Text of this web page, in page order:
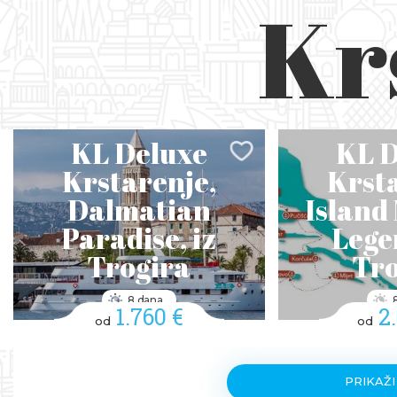
KL Deluxe
Krstarenje,
Dalmatian
Paradise, iz
Trogira
8 dana
od 1.760 €
KL
Island
od
PRIKAŽI